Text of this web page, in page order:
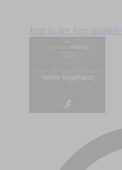
Jetzt in der App abspielen